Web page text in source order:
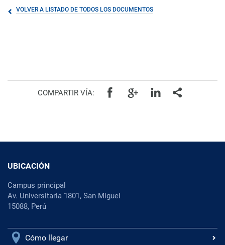
VOLVER A LISTADO DE TODOS LOS DOCUMENTOS
COMPARTIR VÍA:
UBICACIÓN
Campus principal
Av. Universitaria 1801, San Miguel
15088, Perú
Cómo llegar